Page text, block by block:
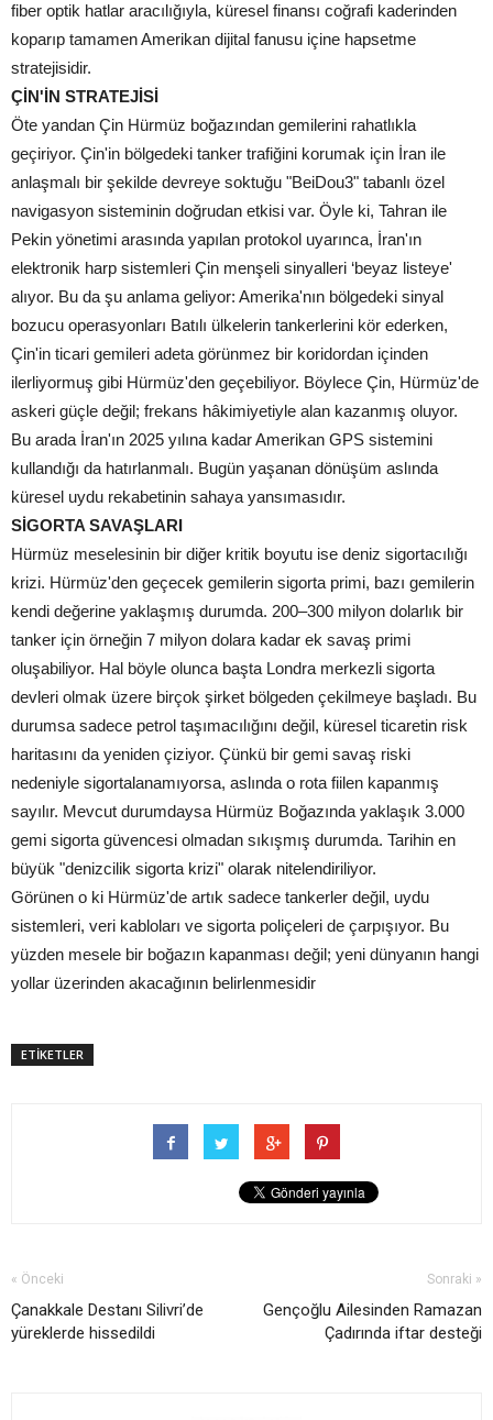
fiber optik hatlar aracılığıyla, küresel finansı coğrafi kaderinden
koparıp tamamen Amerikan dijital fanusu içine hapsetme
stratejisidir.
ÇİN'İN STRATEJİSİ
Öte yandan Çin Hürmüz boğazından gemilerini rahatlıkla
geçiriyor. Çin'in bölgedeki tanker trafiğini korumak için İran ile
anlaşmalı bir şekilde devreye soktuğu "BeiDou3" tabanlı özel
navigasyon sisteminin doğrudan etkisi var. Öyle ki, Tahran ile
Pekin yönetimi arasında yapılan protokol uyarınca, İran'ın
elektronik harp sistemleri Çin menşeli sinyalleri ‘beyaz listeye'
alıyor. Bu da şu anlama geliyor: Amerika'nın bölgedeki sinyal
bozucu operasyonları Batılı ülkelerin tankerlerini kör ederken,
Çin'in ticari gemileri adeta görünmez bir koridordan içinden
ilerliyormuş gibi Hürmüz'den geçebiliyor. Böylece Çin, Hürmüz'de
askeri güçle değil; frekans hâkimiyetiyle alan kazanmış oluyor.
Bu arada İran'ın 2025 yılına kadar Amerikan GPS sistemini
kullandığı da hatırlanmalı. Bugün yaşanan dönüşüm aslında
küresel uydu rekabetinin sahaya yansımasıdır.
SİGORTA SAVAŞLARI
Hürmüz meselesinin bir diğer kritik boyutu ise deniz sigortacılığı
krizi. Hürmüz'den geçecek gemilerin sigorta primi, bazı gemilerin
kendi değerine yaklaşmış durumda. 200–300 milyon dolarlık bir
tanker için örneğin 7 milyon dolara kadar ek savaş primi
oluşabiliyor. Hal böyle olunca başta Londra merkezli sigorta
devleri olmak üzere birçok şirket bölgeden çekilmeye başladı. Bu
durumsa sadece petrol taşımacılığını değil, küresel ticaretin risk
haritasını da yeniden çiziyor. Çünkü bir gemi savaş riski
nedeniyle sigortalanamıyorsa, aslında o rota fiilen kapanmış
sayılır. Mevcut durumdaysa Hürmüz Boğazında yaklaşık 3.000
gemi sigorta güvencesi olmadan sıkışmış durumda. Tarihin en
büyük "denizcilik sigorta krizi" olarak nitelendiriliyor.
Görünen o ki Hürmüz'de artık sadece tankerler değil, uydu
sistemleri, veri kabloları ve sigorta poliçeleri de çarpışıyor. Bu
yüzden mesele bir boğazın kapanması değil; yeni dünyanın hangi
yollar üzerinden akacağının belirlenmesidir
ETİKETLER
« Önceki
Çanakkale Destanı Silivri’de
yüreklerde hissedildi
Sonraki »
Gençoğlu Ailesinden Ramazan
Çadırında iftar desteği